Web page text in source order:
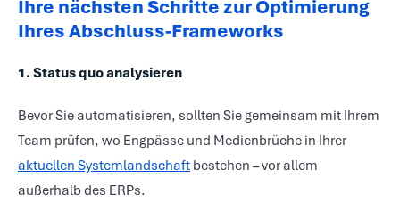
Ihre nächsten Schritte zur Optimierung
Ihres Abschluss-Frameworks
1. Status quo analysieren
Bevor Sie automatisieren, sollten Sie gemeinsam mit Ihrem
Team prüfen, wo Engpässe und Medienbrüche in Ihrer
aktuellen Systemlandschaft bestehen – vor allem
außerhalb des ERPs.